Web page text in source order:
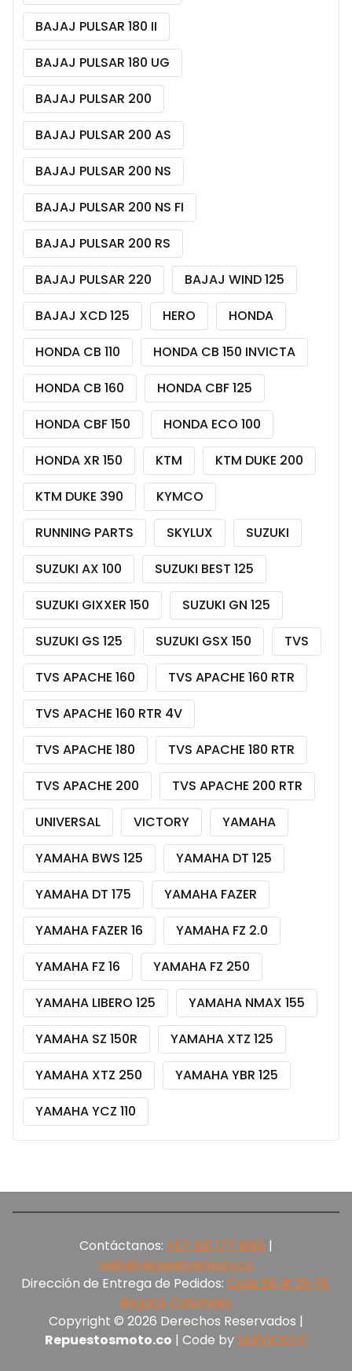
BAJAJ PULSAR 180 II
BAJAJ PULSAR 180 UG
BAJAJ PULSAR 200
BAJAJ PULSAR 200 AS
BAJAJ PULSAR 200 NS
BAJAJ PULSAR 200 NS FI
BAJAJ PULSAR 200 RS
BAJAJ PULSAR 220
BAJAJ WIND 125
BAJAJ XCD 125
HERO
HONDA
HONDA CB 110
HONDA CB 150 INVICTA
HONDA CB 160
HONDA CBF 125
HONDA CBF 150
HONDA ECO 100
HONDA XR 150
KTM
KTM DUKE 200
KTM DUKE 390
KYMCO
RUNNING PARTS
SKYLUX
SUZUKI
SUZUKI AX 100
SUZUKI BEST 125
SUZUKI GIXXER 150
SUZUKI GN 125
SUZUKI GS 125
SUZUKI GSX 150
TVS
TVS APACHE 160
TVS APACHE 160 RTR
TVS APACHE 160 RTR 4V
TVS APACHE 180
TVS APACHE 180 RTR
TVS APACHE 200
TVS APACHE 200 RTR
UNIVERSAL
VICTORY
YAMAHA
YAMAHA BWS 125
YAMAHA DT 125
YAMAHA DT 175
YAMAHA FAZER
YAMAHA FAZER 16
YAMAHA FZ 2.0
YAMAHA FZ 16
YAMAHA FZ 250
YAMAHA LIBERO 125
YAMAHA NMAX 155
YAMAHA SZ 150R
YAMAHA XTZ 125
YAMAHA XTZ 250
YAMAHA YBR 125
YAMAHA YCZ 110
Contáctanos: +57 301 177 5165‬ |
web@repuestosmoto.co
Dirección de Entrega de Pedidos: Calle 66 # 25-15,
Bogotá, Colombia.
Copyright © 2026 Derechos Reservados |
Repuestosmoto.co | Code bySERVICIO.IT